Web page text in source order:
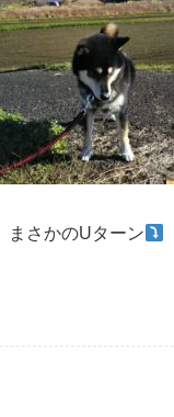
まさかのUターン